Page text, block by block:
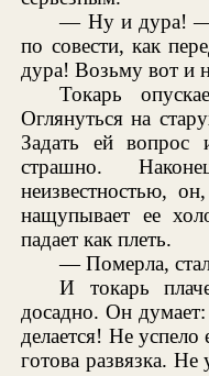
— Ну и дура! —
по совести, как
дура! Возьму вот и
Токарь
Оглянуться на
Задать ей вопрос
страшно.
неизвестностью,
нащупывает ее
падает как плеть.
— Померла,
И токарь
досадно. Он думает:
делается! Не успело
готова развязка.